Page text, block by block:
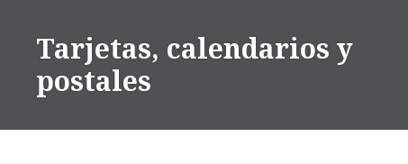
contenidoTarjetas, calendarios y
postales